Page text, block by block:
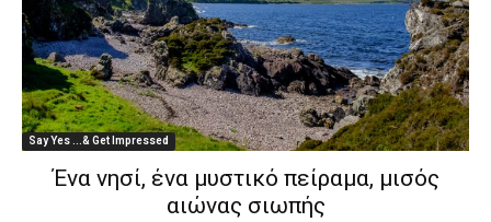
Say Yes ...& Get Impressed
Ένα νησί, ένα μυστικό πείραμα, μισός
αιώνας σιωπής